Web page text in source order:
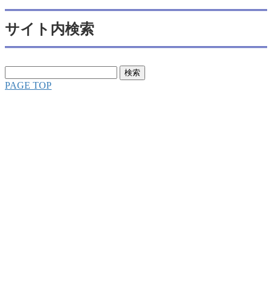
サイト内検索
索:
PAGE TOP